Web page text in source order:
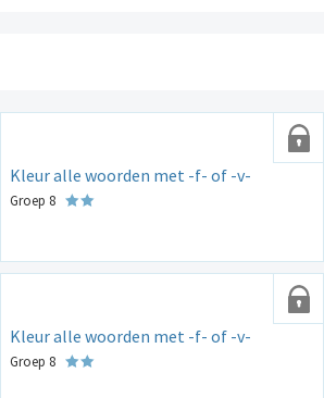
Kleur alle woorden met -f- of -v-
Groep 8
Kleur alle woorden met -f- of -v-
Groep 8